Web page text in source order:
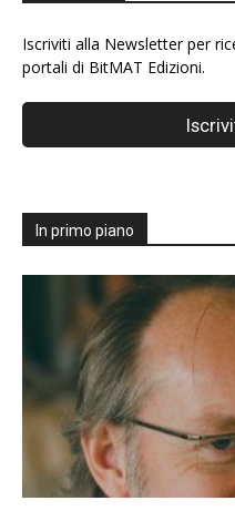
Iscriviti alla Newsletter per
portali di BitMAT Edizioni.
In primo piano